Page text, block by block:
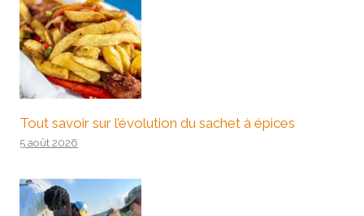
Tout savoir sur l’évolution du sachet à épices
5 août 2026